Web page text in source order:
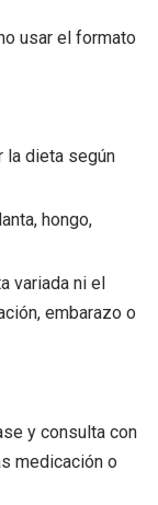
usar el formato
la dieta según
hongo,
variada ni el
embarazo o
y consulta con
medicación o